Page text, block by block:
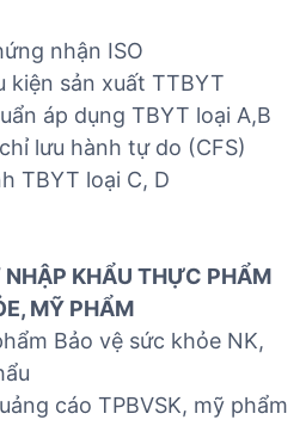
nhận ISO
kiện sản xuất TTBYT
áp dụng TBYT loại A,B
lưu hành tự do (CFS)
TBYT loại C, D
NHẬP KHẨU THỰC PHẨM
MỸ PHẨM
Bảo vệ sức khỏe NK,
cáo TPBVSK, mỹ phẩm